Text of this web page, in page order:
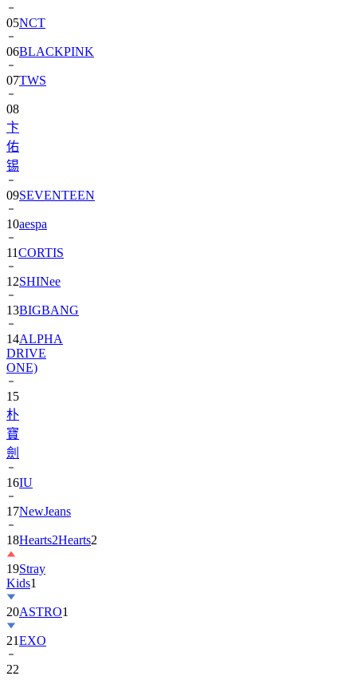
05NCT
06BLACKPINK
07TWS
08
卞
佑
锡
09SEVENTEEN
10aespa
11CORTIS
12SHINee
13BIGBANG
14ALPHA
DRIVE
ONE)
15
朴
寶
劍
16IU
17NewJeans
18Hearts2Hearts2
19Stray
Kids1
20ASTRO1
21EXO
22